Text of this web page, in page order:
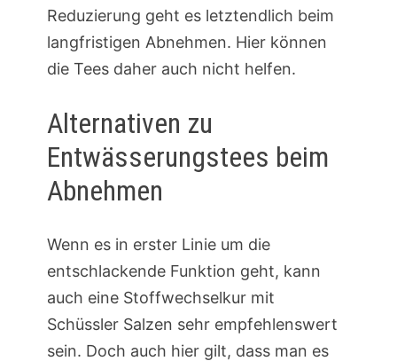
Reduzierung geht es letztendlich beim
langfristigen Abnehmen. Hier können
die Tees daher auch nicht helfen.
Alternativen zu
Entwässerungstees beim
Abnehmen
Wenn es in erster Linie um die
entschlackende Funktion geht, kann
auch eine Stoffwechselkur mit
Schüssler Salzen sehr empfehlenswert
sein. Doch auch hier gilt, dass man es